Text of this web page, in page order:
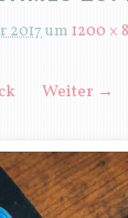
2017um 1200 ×
Weiter →